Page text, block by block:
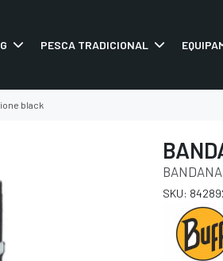
PESCA TRADICIONAL
black
BANDANA
SKU: